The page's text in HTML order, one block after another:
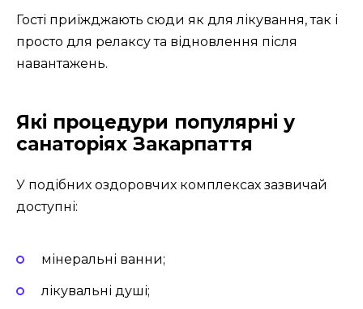
Гості приїжджають сюди як для лікування, так і
просто для релаксу та відновлення після
навантажень.
Які процедури популярні у
санаторіях Закарпаття
У подібних оздоровчих комплексах зазвичай
доступні:
мінеральні ванни;
лікувальні душі;